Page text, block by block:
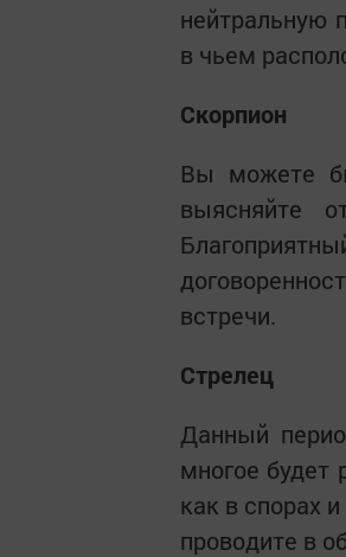
нейтральную
в чьем
Скорпион
Вы можете
выясняйте
встречи.
Стрелец
Данный
многое будет
как в спорах
проводите в